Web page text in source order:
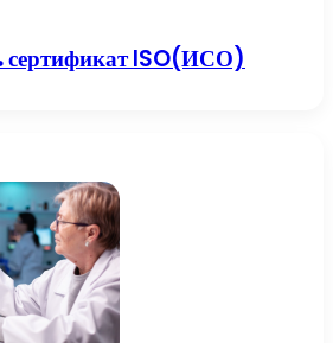
сертификат ISO(ИСО)